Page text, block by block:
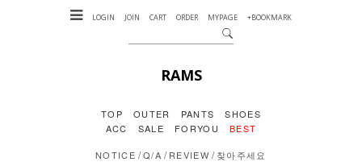
LOGIN JOIN CART ORDER MYPAGE +BOOKMARK
RAMS
TOP OUTER PANTS
SHOES
ACC
SALE FORYOU BEST
NOTICE /Q/A /REVIEW /찾아주세요